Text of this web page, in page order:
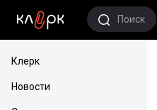
Поиск
Клерк
Новости